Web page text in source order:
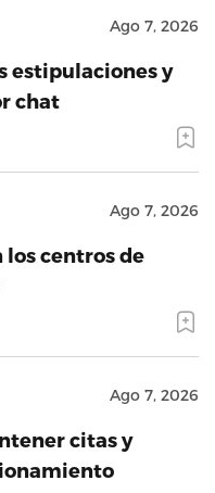
Ago 7, 2026
estipulaciones y
chat
Ago 7, 2026
los centros de
Ago 7, 2026
citas y